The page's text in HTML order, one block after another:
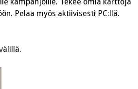
Pelaa myös aktiivisesti PC:llä.